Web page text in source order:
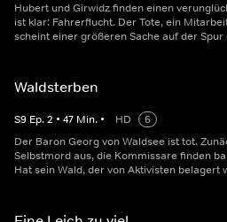
Hubert und Girwidz finden einen
ist klar: Fahrerflucht. Der Tote, ein
scheint einer größeren Sache auf der Spur
Waldsterben
S9 Ep.2 • 47 Min. • HD
6
Der Baron Georg von Waldsee ist tot.
Selbstmord aus, die Kommissare finden
Hat sein Wald, der von Aktivisten belagert